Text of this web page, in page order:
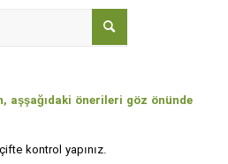
aşşağıdaki önerileri göz önünde
kontrol yapınız.